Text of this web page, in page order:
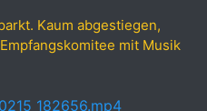
Kaum abgestiegen,
mit Musik